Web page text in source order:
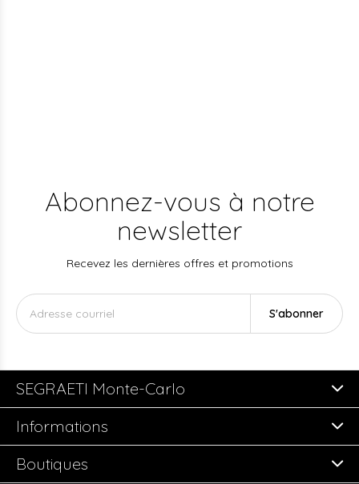
Abonnez-vous à notre
newsletter
Recevez les dernières offres et promotions
S'abonner
SEGRAETI Monte-Carlo
Informations
Boutiques